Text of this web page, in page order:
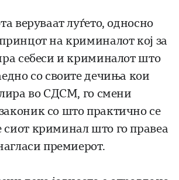
веруваат луѓето, односно
на криминалот кој за
себеси и криминалот што
со своите дечиња кои
во СДСМ, го смени
со што практично се
криминал што го правеа
премиерот.